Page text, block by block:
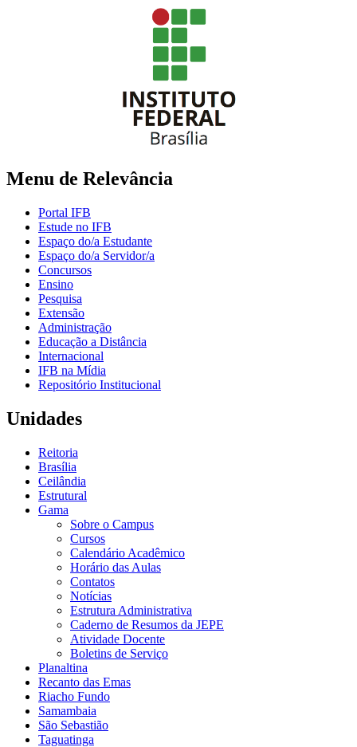
Menu de Relevância
Portal IFB
Estude no IFB
Espaço do/a Estudante
Espaço do/a Servidor/a
Concursos
Ensino
Pesquisa
Extensão
Administração
Educação a Distância
Internacional
IFB na Mídia
Repositório Institucional
Unidades
Reitoria
Brasília
Ceilândia
Estrutural
Gama
Sobre o Campus
Cursos
Calendário Acadêmico
Horário das Aulas
Contatos
Notícias
Estrutura Administrativa
Caderno de Resumos da JEPE
Atividade Docente
Boletins de Serviço
Planaltina
Recanto das Emas
Riacho Fundo
Samambaia
São Sebastião
Taguatinga